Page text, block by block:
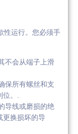
性运行。您必须手
不会从端子上滑
保所有螺丝和支
。.
导线或磨损的绝
更换损坏的导